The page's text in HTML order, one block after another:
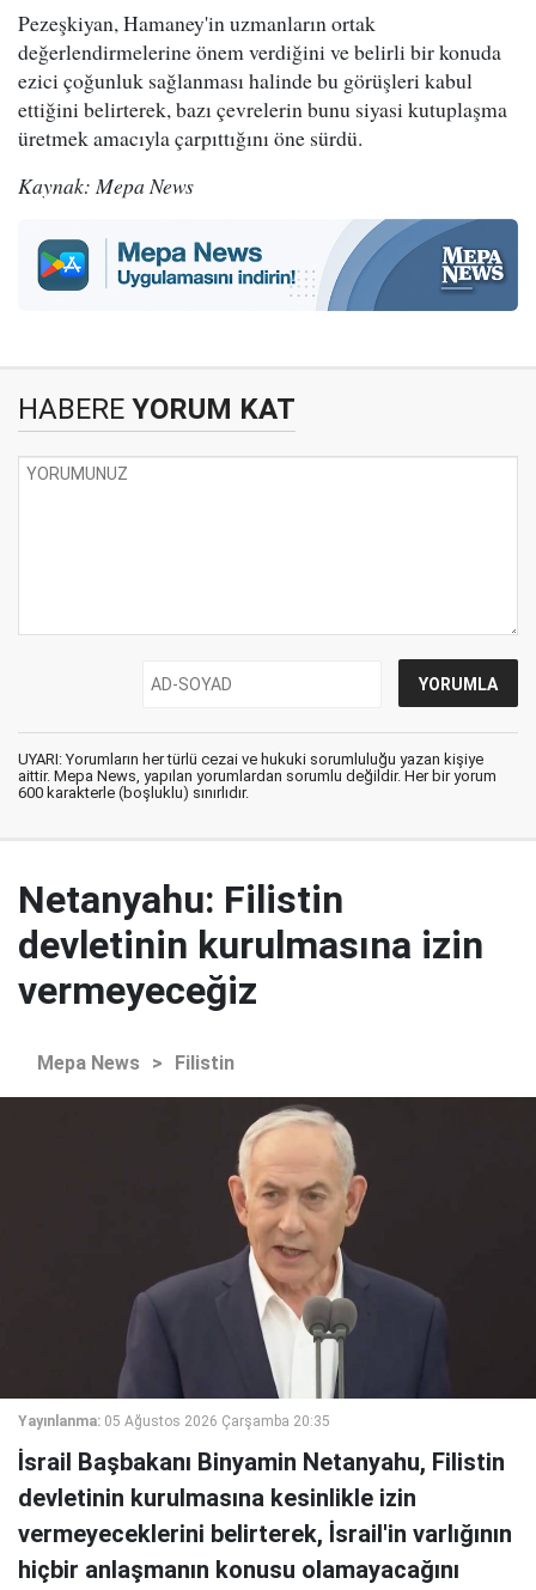
Pezeşkiyan, Hamaney'in uzmanların ortak
değerlendirmelerine önem verdiğini ve belirli bir konuda
ezici çoğunluk sağlanması halinde bu görüşleri kabul
ettiğini belirterek, bazı çevrelerin bunu siyasi kutuplaşma
üretmek amacıyla çarpıttığını öne sürdü.
Kaynak: Mepa News
HABERE YORUM KAT
UYARI: Yorumların her türlü cezai ve hukuki sorumluluğu yazan kişiye
aittir. Mepa News, yapılan yorumlardan sorumlu değildir. Her bir yorum
600 karakterle (boşluklu) sınırlıdır.
Netanyahu: Filistin
devletinin kurulmasına izin
vermeyeceğiz
Mepa News > Filistin
Yayınlanma: 05 Ağustos 2026 Çarşamba 20:35
İsrail Başbakanı Binyamin Netanyahu, Filistin
devletinin kurulmasına kesinlikle izin
vermeyeceklerini belirterek, İsrail'in varlığının
hiçbir anlaşmanın konusu olamayacağını